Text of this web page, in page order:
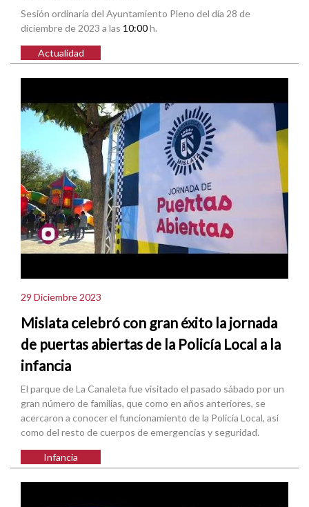
Sesión ordinaria del Ayuntamiento Pleno del día 28 de
diciembre de 2023 a las 10:00h.
Actualidad
29 Diciembre 2023
Mislata celebró con gran éxito la jornada
de puertas abiertas de la Policía Local a la
infancia
El parque de La Canaleta fue visitado el pasado sábado por un
gran número de familias, que como en años anteriores, se
acercaron a conocer el funcionamiento de la Policía Local, así
como del resto de cuerpos de emergencias y seguridad.
Infancia